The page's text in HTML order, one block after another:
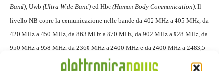
Band), Uwb (Ultra Wide Band) ed Hbc (Human Body Communication). Il
livello NB copre la comunicazione nelle bande da 402 MHz a 405 MHz, da
420 MHz a 450 MHz, da 863 MHz a 870 MHz, da 902 MHz a 928 MHz, da
950 MHz a 958 MHz, da 2360 MHz a 2400 MHz e da 2400 MHz a 2483,5
MHz. Utilizza modulazione Dpsk(Differential phase shift keying)
in tutte